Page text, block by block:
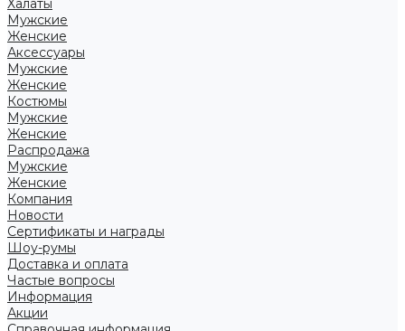
Халаты
Мужские
Женские
Аксессуары
Мужские
Женские
Костюмы
Мужские
Женские
Распродажа
Мужские
Женские
Компания
Новости
Сертификаты и награды
Шоу-румы
Доставка и оплата
Частые вопросы
Информация
Акции